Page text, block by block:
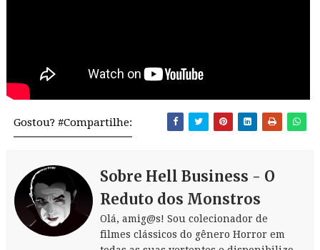
Gostou? #Compartilhe:
Sobre Hell Business - O
Reduto dos Monstros
Olá, amig@s! Sou colecionador de
filmes clássicos do gênero Horror em